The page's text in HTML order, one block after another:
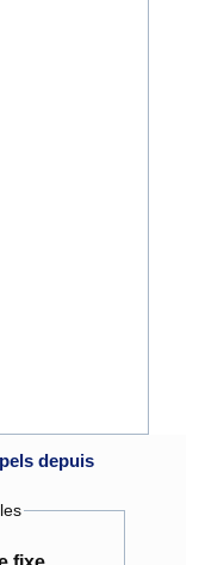
depuis